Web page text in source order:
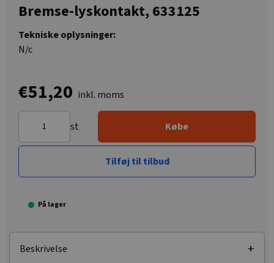
Bremse-lyskontakt, 633125
Tekniske oplysninger:
N/c
€51,20 inkl. moms
st Købe
Tilføj til tilbud
På lager
Beskrivelse